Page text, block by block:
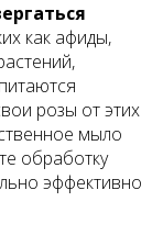
как афиды,
розы от этих
мыло
обработку
эффективно